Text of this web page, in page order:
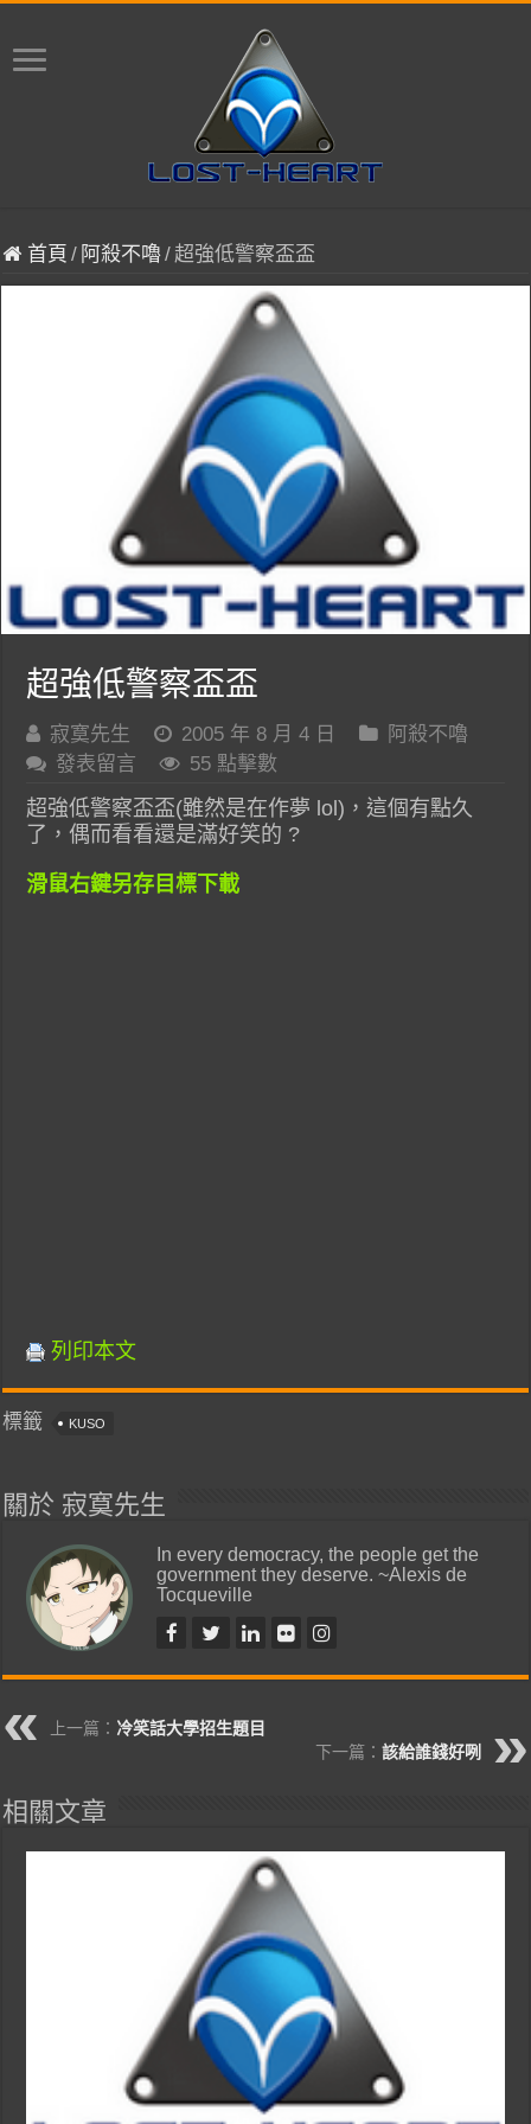
首頁 / 阿殺不嚕/ 超強低警察盃盃
超強低警察盃盃
寂寞先生 2005 年 8 月 4 日
阿殺不嚕
發表留言
55 點擊數
超強低警察盃盃(雖然是在作夢 lol)，這個有點久
了，偶而看看還是滿好笑的 ?
滑鼠右鍵另存目標下載
列印本文
標籤 KUSO
關於 寂寞先生
In every democracy, the people get the
government they deserve. ~Alexis de
Tocqueville
上一篇： 冷笑話大學招生題目
下一篇： 該給誰錢好咧
相關文章